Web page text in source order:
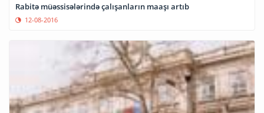
Rabitə müəssisələrində çalışanların maaşı artıb
12-08-2016